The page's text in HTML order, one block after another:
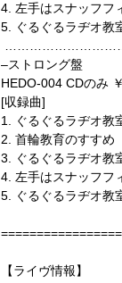
4. 左手はスナッフフ
5.
ぐるぐるラヂオ教
–ストロング盤
HEDO-004 CDのみ ￥
[収録曲]
1.
ぐるぐるラヂオ教
2. 首輪教育のすすめ
3.
ぐるぐるラヂオ教
4. 左手はスナッフフ
5.
ぐるぐるラヂオ教
【ライヴ情報】